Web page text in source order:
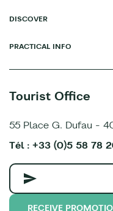
DISCOVER
PRACTICAL INFO
Tourist Office
55 Place G. Dufau -
Tél : +33 (0)5 58 78
RECEIVE